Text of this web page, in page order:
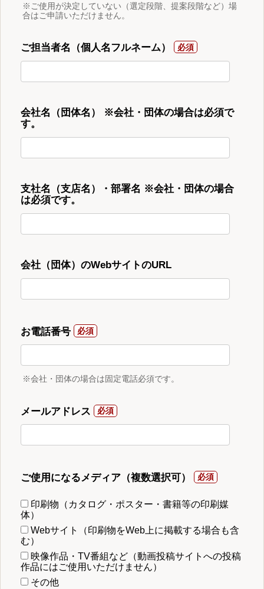
※ご使用が決定していない（選定段階、提案段階など）場
合はご申請いただけません。
ご担当者名（個人名フルネーム）
会社名（団体名） ※会社・団体の場合は必須で
す。
支社名（支店名）・部署名 ※会社・団体の場合
は必須です。
会社（団体）のWebサイトのURL
お電話番号
※会社・団体の場合は固定電話必須です。
メールアドレス
ご使用になるメディア（複数選択可）
印刷物（カタログ・ポスター・書籍等の印刷媒
体）
Webサイト（印刷物をWeb上に掲載する場合も含
む）
映像作品・TV番組など（動画投稿サイトへの投稿
作品にはご使用いただけません）
その他